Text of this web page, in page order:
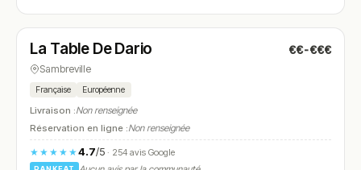
N° 10
La Table De Dario €€-€€€
Sambreville
Française Européenne
Livraison :Non renseignée
Réservation en ligne :Non renseignée
★★★★★4.7/5· 254 avis Google